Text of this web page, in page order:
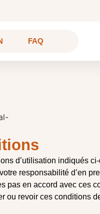
FAQ
d’utilisation indiqués
responsabilité d’en
pas en accord avec ces
ou revoir ces conditions